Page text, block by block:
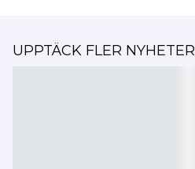
UPPTÄCK FLER NYHETER